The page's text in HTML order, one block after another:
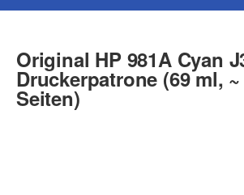
Original HP 981A Cyan
Druckerpatrone (69 ml, ~
Seiten)